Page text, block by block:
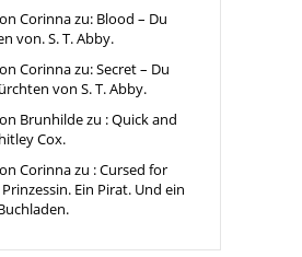
Corinna zu: Blood – Du
von. S. T. Abby.
Corinna zu: Secret – Du
von S. T. Abby.
Brunhilde zu : Quick and
Cox.
Corinna zu : Cursed for
Ein Pirat. Und ein